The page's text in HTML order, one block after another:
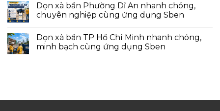
Dọn xà bần Phường Dĩ An nhanh chóng,
chuyên nghiệp cùng ứng dụng Sben
Dọn xà bần TP Hồ Chí Minh nhanh chóng,
minh bạch cùng ứng dụng Sben